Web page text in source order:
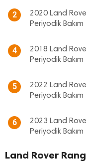
2
2020 Land
Periyodik Bakım
4
2018 Land
Periyodik Bakım
5
2022 Land
Periyodik Bakım
6
2023 Land
Periyodik Bakım
Land Rover